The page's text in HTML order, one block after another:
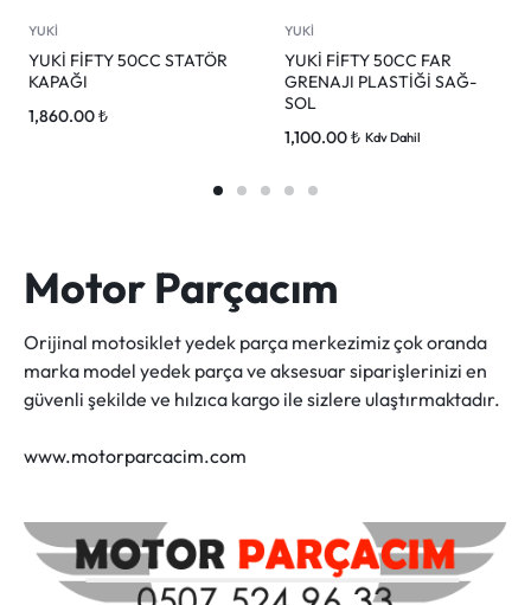
YUKİ
YUKİ FİFTY 50CC STATÖR
KAPAĞI
1,860.00₺
YUKİ
YUKİ FİFTY 50CC FAR
GRENAJI PLASTİĞİ SAĞ-
SOL
1,100.00₺ Kdv Dahil
Motor Parçacım
Orijinal motosiklet yedek parça merkezimiz çok oranda
marka model yedek parça ve aksesuar siparişlerinizi en
güvenli şekilde ve hılzıca kargo ile sizlere ulaştırmaktadır.
www.motorparcacim.com